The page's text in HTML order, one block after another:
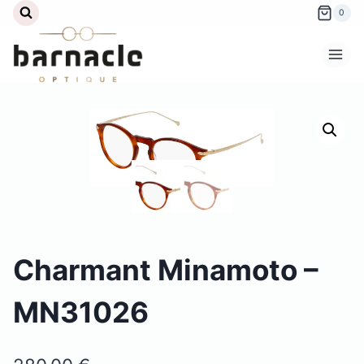
Aller
contenu
0
Charmant Minamoto –
MN31026